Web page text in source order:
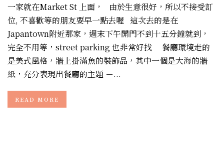
一家就在Market St 上面， 由於生意很好，所以不接受訂
位, 不喜歡等的朋友要早一點去喔 這次去的是在
Japantown附近那家，週末下午開門不到十五分鐘就到，
完全不用等，street parking 也非常好找 餐廳環境走的
是美式風格，牆上掛滿魚的裝飾品，其中一個是大海的牆
紙，充分表現出餐廳的主題 －...
READ MORE